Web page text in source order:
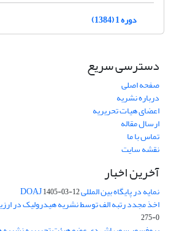
دوره 1 (1384)
دسترسی سریع
صفحه اصلی
درباره نشریه
اعضای هیات تحریریه
ارسال مقاله
تماس با ما
نقشه سایت
آخرین اخبار
نمایه در پایگاه بین المللی DOAJ1405-03-12
اخذ مجدد رتبه الف توسط نشریه هیدرولیک در
0-275